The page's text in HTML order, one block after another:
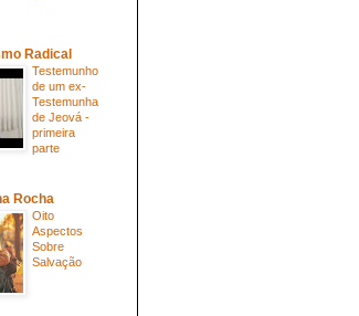
Radical
Testemunho
de um ex-
Testemunha
de Jeová -
primeira
parte
Rocha
Oito
Aspectos
Sobre
Salvação